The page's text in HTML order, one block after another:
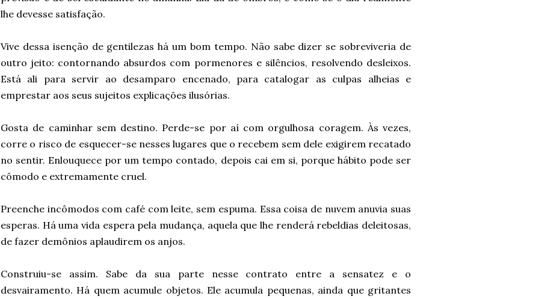
lhe devesse satisfação.
Vive dessa isenção de gentilezas há um bom tempo. Não sabe dizer se sobreviveria de
outro jeito: contornando absurdos com pormenores e silêncios, resolvendo desleixos.
Está ali para servir ao desamparo encenado, para catalogar as culpas alheias e
emprestar aos seus sujeitos explicações ilusórias.
Gosta de caminhar sem destino. Perde-se por aí com orgulhosa coragem. Às vezes,
corre o risco de esquecer-se nesses lugares que o recebem sem dele exigirem recatado
no sentir. Enlouquece por um tempo contado, depois cai em si, porque hábito pode ser
cômodo e extremamente cruel.
Preenche incômodos com café com leite, sem espuma. Essa coisa de nuvem anuvia suas
esperas. Há uma vida espera pela mudança, aquela que lhe renderá rebeldias deleitosas,
de fazer demônios aplaudirem os anjos.
Construiu-se assim. Sabe da sua parte nesse contrato entre a sensatez e o
desvairamento. Há quem acumule objetos. Ele acumula pequenas, ainda que gritantes